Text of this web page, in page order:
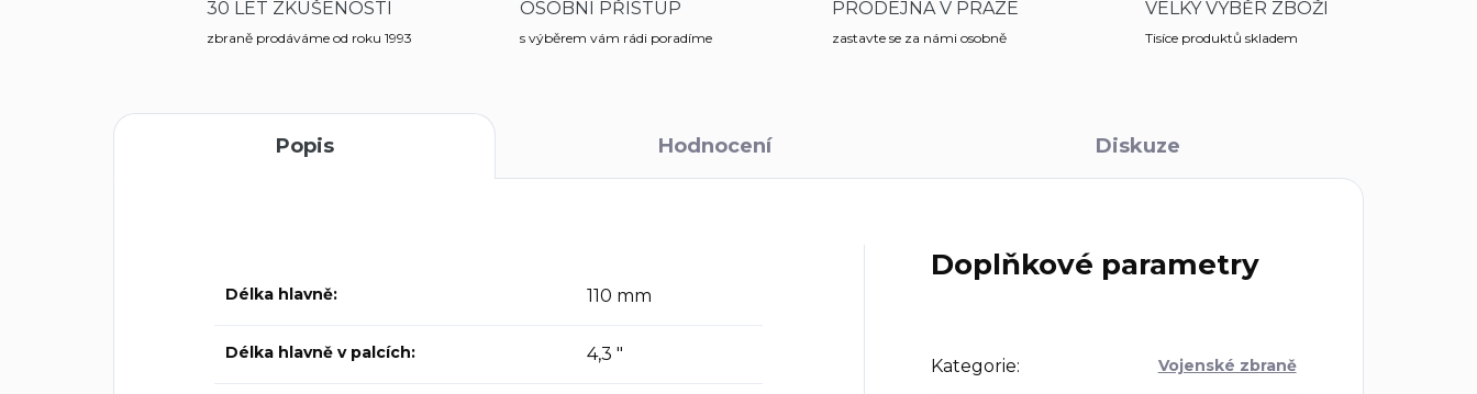
30 LET ZKUŠENOSTÍ
zbraně prodáváme od roku 1993
OSOBNÍ PŘÍSTUP
s výběrem vám rádi poradíme
PRODEJNA V PRAZE
zastavte se za námi osobně
VELKÝ VÝBĚR ZBOŽÍ
Tisíce produktů skladem
Popis Hodnocení Diskuze
Délka hlavně: 110 mm
Délka hlavně v palcích: 4,3 "
Doplňkové parametry
Kategorie: Vojenské zbraně